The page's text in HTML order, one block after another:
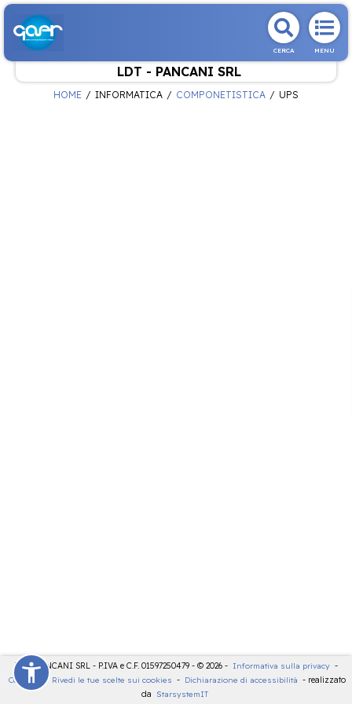
CERCA MENU
LDT - PANCANI SRL
HOME INFORMATICA COMPONETISTICA UPS
LDT - PANCANI SRL - P.IVA e C.F. 01597250479 - © 2026 - Informativa sulla privacy -
Cookies
- Rivedi le tue scelte sui cookies - Dichiarazione di accessibilità - realizzato
da
StarsystemIT